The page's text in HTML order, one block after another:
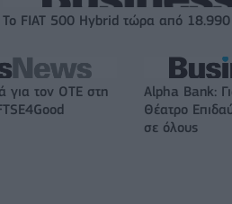
Το FIAT 500 Hybrid τώρα από
για τον ΟΤΕ στη
Alpha Bank:
Θέατρο
σε όλους